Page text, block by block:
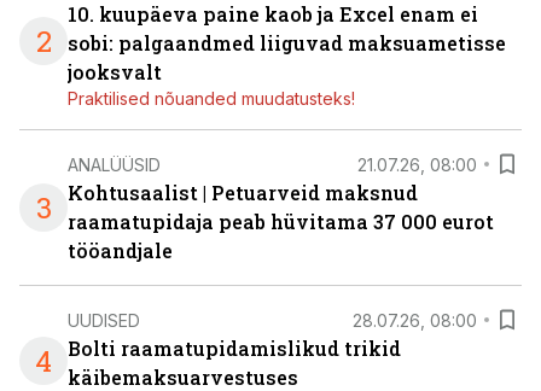
2
10. kuupäeva paine kaob ja Excel enam ei
sobi: palgaandmed liiguvad maksuametisse
jooksvalt
Praktilised nõuanded muudatusteks!
3
ANALÜÜSID 21.07.26, 08:00
Kohtusaalist | Petuarveid maksnud
raamatupidaja peab hüvitama 37 000 eurot
tööandjale
4
UUDISED 28.07.26, 08:00
Bolti raamatupidamislikud trikid
käibemaksuarvestuses